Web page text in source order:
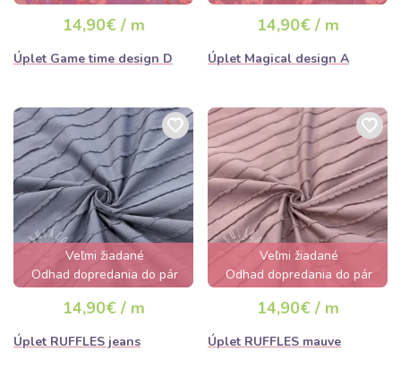
hodín
14,90€ / m
Úplet Game time design D
hodín
14,90€ / m
Úplet Magical design A
Veľmi žiadané
Odhad dopredania do pár
hodín
14,90€ / m
Úplet RUFFLES jeans
Veľmi žiadané
Odhad dopredania do pár
hodín
14,90€ / m
Úplet RUFFLES mauve